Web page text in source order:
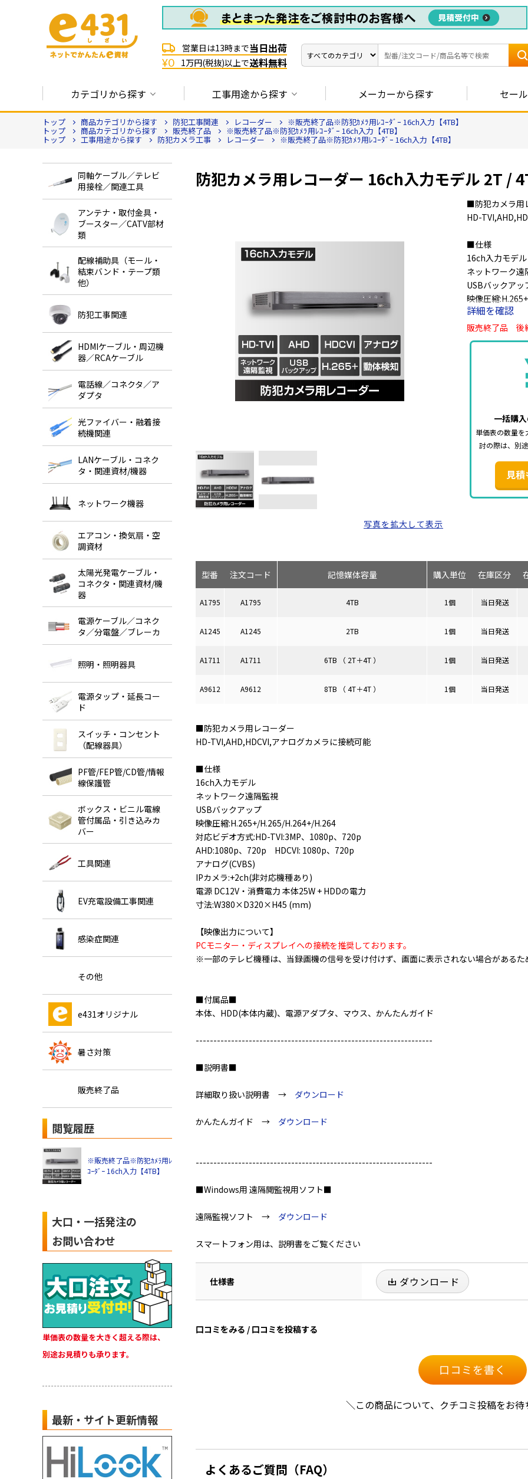
営業日は13時まで当日出荷
¥0 1万円(税抜)以上で送料無料
カテゴリから探す 工事用途から探す メーカーから探す セー
トップ 商品カテゴリから探す 防犯工事関連 レコーダー ※販売終了品※防犯ｶﾒﾗ用ﾚｺｰﾀﾞｰ 16ch入力【4TB】
トップ 商品カテゴリから探す 販売終了品 ※販売終了品※防犯ｶﾒﾗ用ﾚｺｰﾀﾞｰ 16ch入力【4TB】
トップ 工事用途から探す 防犯カメラ工事 レコーダー ※販売終了品※防犯ｶﾒﾗ用ﾚｺｰﾀﾞｰ 16ch入力【4TB】
同軸ケーブル／テレビ
用接栓／関連工具
アンテナ・取付金具・
ブースター／CATV部材
類
配線補助具（モール・
結束バンド・テープ類
他）
防犯工事関連
HDMIケーブル・周辺機
器／RCAケーブル
電話線／コネクタ／ア
ダプタ
光ファイバー・融着接
続機関連
LANケーブル・コネク
タ・関連資材/機器
ネットワーク機器
エアコン・換気扇・空
調資材
太陽光発電ケーブル・
コネクタ・関連資材/機
器
電源ケーブル／コネク
タ／分電盤／ブレーカ
照明・照明器具
電源タップ・延長コー
ド
スイッチ・コンセント
（配線器具）
PF管/FEP管/CD管/情報
線保護管
ボックス・ビニル電線
管付属品・引き込みカ
バー
工具関連
EV充電設備工事関連
感染症関連
その他
e431オリジナル
暑さ対策
販売終了品
閲覧履歴
※販売終了品※防犯ｶﾒﾗ用ﾚ
ｺｰﾀﾞｰ 16ch入力【4TB】
大口・一括発注の
お問い合わせ
単価表の数量を大きく超える際は、
別途お見積りも承ります。
最新・サイト更新情報
防犯カメラ用レコーダー 16ch入力モデル 2T /
■防犯カメラ用
HD-
■仕様
16ch入力モデル
ネットワーク遠
USBバックアッ
映像圧縮
対応ビデオ方
AHD:1080p、
アナログ(CVBS)
電源 DC12V・
寸法
PCモニター・
※一部のテレ
場合があるため
■付属品■
本体、HDD(本
詳細を確認
販売終了品 後
一括購
単価表の数量を
討の際は、別
見
写真を拡大して表示
型番 注文コード
A1795 A1795
A1245 A1245
A1711 A1711
A9612 A9612
記憶媒体容量
4TB
2TB
6TB （ 2T＋4T ）
8TB （ 4T＋4T ）
購入単位 在庫区分
1個 当日発送
1個 当日発送
1個 当日発送
1個 当日発送
■防犯カメラ用レコーダー
HD-TVI,AHD,HDCVI,アナログカメラに接続可能
■仕様
16ch入力モデル
ネットワーク遠隔監視
USBバックアップ
映像圧縮:H.265+/H.265/H.264+/H.264
対応ビデオ方式:HD-TVI:3MP、1080p、720p
AHD:1080p、720p HDCVI: 1080p、720p
アナログ(CVBS)
IPカメラ:+2ch(非対応機種あり)
電源 DC12V・消費電力 本体25W + HDDの電力
寸法:W380×D320×H45 (mm)
【映像出力について】
PCモニター・ディスプレイへの接続を推奨しております。
※一部のテレビ機種は、当録画機の信号を受け付けず、画面に表示されない場合があるた
■付属品■
本体、HDD(本体内蔵)、電源アダプタ、マウス、かんたんガイド
-------------------------------------------------------------------
■説明書■
詳細取り扱い説明書 → ダウンロード
かんたんガイド → ダウンロード
-------------------------------------------------------------------
■Windows用 遠隔閲監視用ソフト■
遠隔監視ソフト → ダウンロード
スマートフォン用は、説明書をご覧ください
仕様書 ダウンロード
口コミをみる / 口コミを投稿する
口コミを書く
＼この商品について、クチコミ投稿をお
よくあるご質問（FAQ）